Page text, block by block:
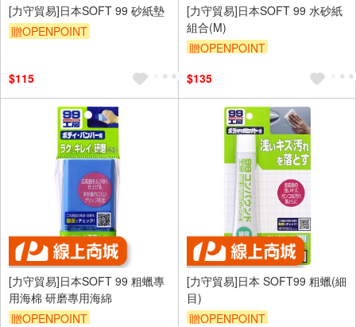
[力守貿易]日本SOFT 99 砂紙墊
贈OPENPOINT
$115
[力守貿易]日本SOFT 99 水砂紙
組合(M)
贈OPENPOINT
$135
[力守貿易]日本SOFT 99 粗蠟專
用海棉 研磨專用海綿
贈OPENPOINT
[力守貿易]日本 SOFT99 粗蠟(細
目)
贈OPENPOINT